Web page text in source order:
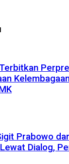
Prabowo
Dialog,